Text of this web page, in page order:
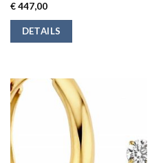
€447,00
DETAILS